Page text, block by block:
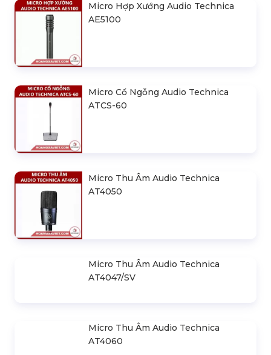
Micro Hợp Xướng Audio Technica
AE5100
Micro Cổ Ngỗng Audio Technica
ATCS-60
Micro Thu Âm Audio Technica
AT4050
Micro Thu Âm Audio Technica
AT4047/SV